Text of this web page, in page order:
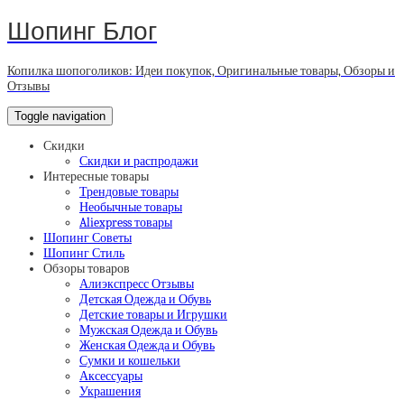
Шопинг Блог
Копилка шопоголиков: Идеи покупок, Оригинальные товары, Обзоры и
Отзывы
Toggle navigation
Скидки
Скидки и распродажи
Интересные товары
Трендовые товары
Необычные товары
Aliexpress товары
Шопинг Советы
Шопинг Стиль
Обзоры товаров
Алиэкспресс Отзывы
Детская Одежда и Обувь
Детские товары и Игрушки
Мужская Одежда и Обувь
Женская Одежда и Обувь
Сумки и кошельки
Аксессуары
Украшения